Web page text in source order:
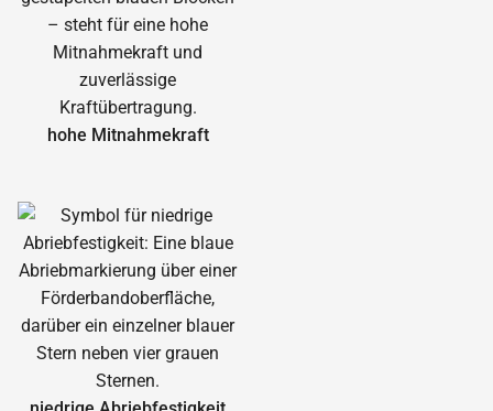
hohe Mitnahmekraft